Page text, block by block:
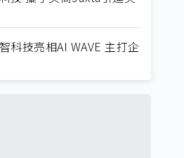
科技亮相AI WAVE 主打企